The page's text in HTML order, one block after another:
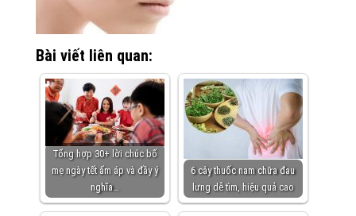
Bài viết liên quan:
Tổng hợp 30+ lời chúc bố
mẹ ngày tết ấm áp và đầy ý
nghĩa…
6 cây thuốc nam chữa đau
lưng dễ tìm, hiệu quả cao